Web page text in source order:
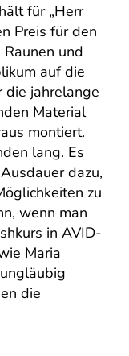
für „Herr
Preis für den
und
auf die
die jahrelange
Material
montiert.
lang. Es
dazu,
zu
wenn man
in AVID-
Maria
die